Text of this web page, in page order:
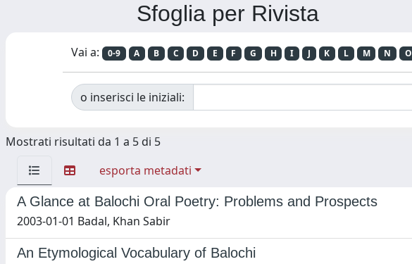
Sfoglia per Rivista
Vai a: 0-9 A B C D E F G H I J K L M N O
o inserisci le iniziali:
Mostrati risultati da 1 a 5 di 5
esporta metadati
A Glance at Balochi Oral Poetry: Problems and Prospects
2003-01-01 Badal, Khan Sabir
An Etymological Vocabulary of Balochi